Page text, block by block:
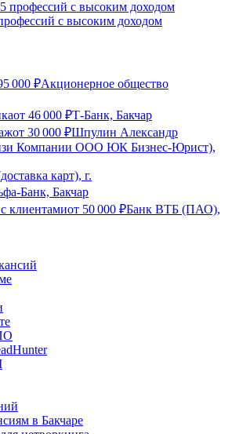
с высоким доходом
000 ₽Акционерное общество
от 46 000 ₽Т-Банк, Бакчар
от 30 000 ₽Шпулин Александр
Компании ООО ЮК Бизнес-Юрист),
карт), г.
Банк, Бакчар
клиентамиот 50 000 ₽Банк ВТБ (ПАО),
в Бакчаре